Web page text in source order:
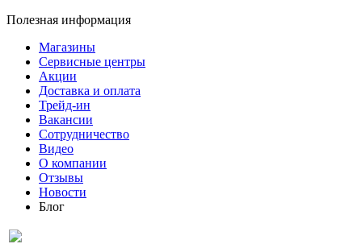
Полезная информация
Магазины
Сервисные центры
Акции
Доставка и оплата
Трейд-ин
Вакансии
Сотрудничество
Видео
О компании
Отзывы
Новости
Блог